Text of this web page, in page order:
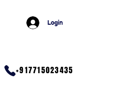
Login
+917715023435